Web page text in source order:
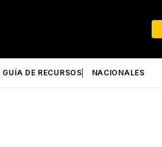
GUÍA DE RECURSOS NACIONALES